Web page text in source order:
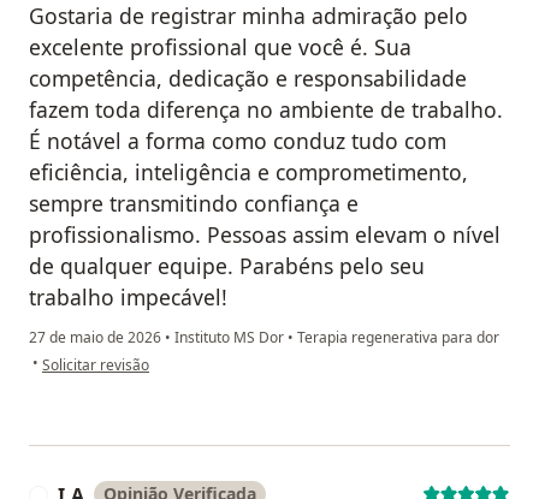
Gostaria de registrar minha admiração pelo
excelente profissional que você é. Sua
competência, dedicação e responsabilidade
fazem toda diferença no ambiente de trabalho.
É notável a forma como conduz tudo com
eficiência, inteligência e comprometimento,
sempre transmitindo confiança e
profissionalismo. Pessoas assim elevam o nível
de qualquer equipe. Parabéns pelo seu
trabalho impecável!
27 de maio de 2026 • Instituto MS Dor • Terapia regenerativa para dor
• na opinião do utilizador DC
Solicitar revisão
Opinião Verificada